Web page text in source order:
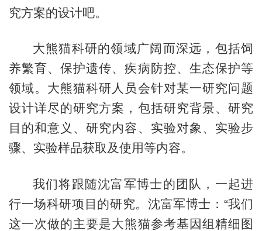
究方案的设计吧。
大熊猫科研的领域广阔而深远，包括饲
养繁育、保护遗传、疾病防控、生态保护等
领域。大熊猫科研人员会针对某一研究问题
设计详尽的研究方案，包括研究背景、研究
目的和意义、研究内容、实验对象、实验步
骤、实验样品获取及使用等内容。
我们将跟随沈富军博士的团队，一起进
行一场科研项目的研究。沈富军博士：“我们
这一次做的主要是大熊猫参考基因组精细图